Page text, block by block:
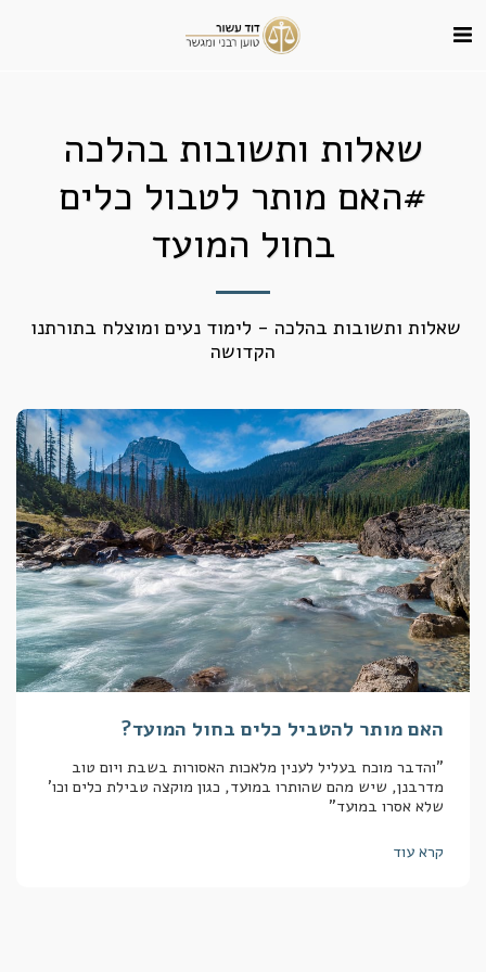
שאלות ותשובות בהלכה
#האם מותר לטבול כלים
בחול המועד
הקדושה
האם מותר להטביל כלים בחול המועד?
"והדבר מוכח בעליל לענין מלאכות האסורות בשבת ויום טוב
מדרבנן, שיש מהם שהותרו במועד, כגון מוקצה טבילת כלים וכו'
שלא אסרו במועד"
קרא עוד